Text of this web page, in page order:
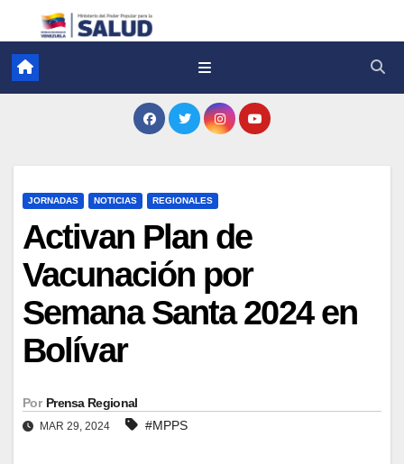
JORNADAS NOTICIAS REGIONALES
Activan Plan de
Vacunación por
Semana Santa 2024 en
Bolívar
Por Prensa Regional
MAR 29, 2024 #MPPS